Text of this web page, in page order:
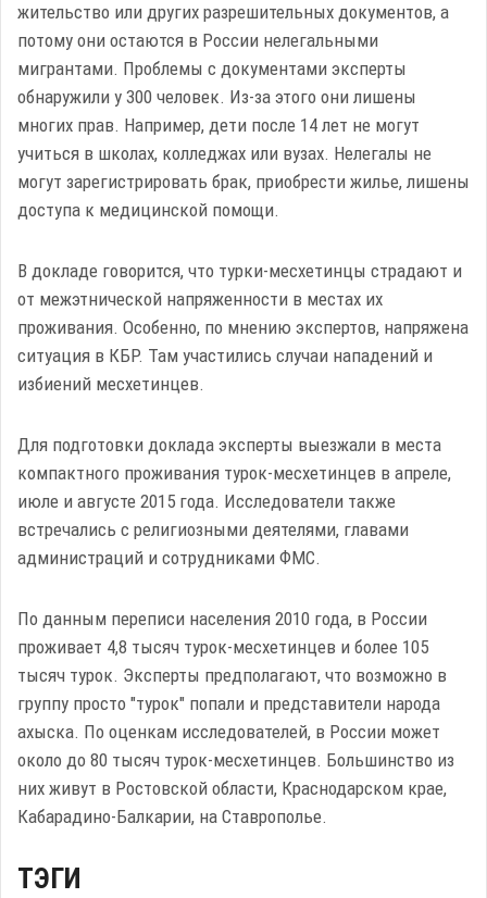
жительство или других разрешительных документов, а
потому они остаются в России нелегальными
мигрантами. Проблемы с документами эксперты
обнаружили у 300 человек. Из-за этого они лишены
многих прав. Например, дети после 14 лет не могут
учиться в школах, колледжах или вузах. Нелегалы не
могут зарегистрировать брак, приобрести жилье, лишены
доступа к медицинской помощи.
В докладе говорится, что турки-месхетинцы страдают и
от межэтнической напряженности в местах их
проживания. Особенно, по мнению экспертов, напряжена
ситуация в КБР. Там участились случаи нападений и
избиений месхетинцев.
Для подготовки доклада эксперты выезжали в места
компактного проживания турок-месхетинцев в апреле,
июле и августе 2015 года. Исследователи также
встречались с религиозными деятелями, главами
администраций и сотрудниками ФМС.
По данным переписи населения 2010 года, в России
проживает 4,8 тысяч турок-месхетинцев и более 105
тысяч турок. Эксперты предполагают, что возможно в
группу просто "турок" попали и представители народа
ахыска. По оценкам исследователей, в России может
около до 80 тысяч турок-месхетинцев. Большинство из
них живут в Ростовской области, Краснодарском крае,
Кабарадино-Балкарии, на Ставрополье.
ТЭГИ